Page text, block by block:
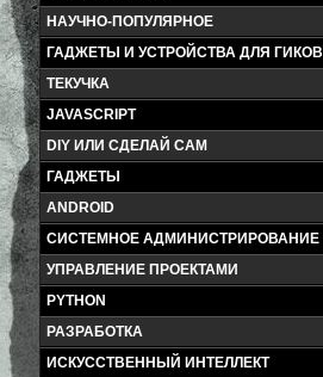
НАУЧНО-ПОПУЛЯРНОЕ
ГАДЖЕТЫ И УСТРОЙСТВА ДЛЯ ГИКОВ
ТЕКУЧКА
JAVASCRIPT
DIY ИЛИ СДЕЛАЙ САМ
ГАДЖЕТЫ
ANDROID
СИСТЕМНОЕ АДМИНИСТРИРОВАНИЕ
УПРАВЛЕНИЕ ПРОЕКТАМИ
PYTHON
РАЗРАБОТКА
ИСКУССТВЕННЫЙ ИНТЕЛЛЕКТ